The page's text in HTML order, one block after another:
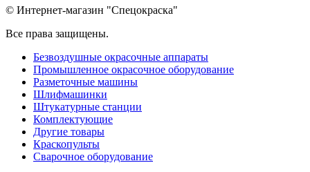
© Интернет-магазин "Спецокраска"
Все права защищены.
Безвоздушные окрасочные аппараты
Промышленное окрасочное оборудование
Разметочные машины
Шлифмашинки
Штукатурные станции
Комплектующие
Другие товары
Краскопульты
Сварочное оборудование